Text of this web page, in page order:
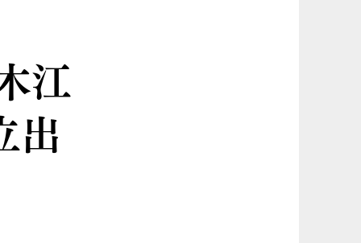
江
出